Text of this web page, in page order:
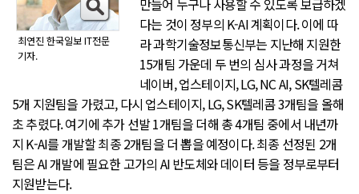
최연진 한국일보 IT전문
기자.
만들어 누구나 사용할 수 있도록 보급하겠
다는 것이 정부의 K-AI 계획이다. 이에 따
라 과학기술정보통신부는 지난해 지원한
15개팀 가운데 두 번의 심사 과정을 거쳐
네이버, 업스테이지, LG, NC AI, SK텔레콤
5개 지원팀을 가렸고, 다시 업스테이지, LG, SK텔레콤 3개팀을 올해
초 추렸다. 여기에 추가 선발 1개팀을 더해 총 4개팀 중에서 내년까
지 K-AI를 개발할 최종 2개팀을 더 뽑을 예정이다. 최종 선정된 2개
팀은 AI 개발에 필요한 고가의 AI 반도체와 데이터 등을 정부로부터
지원받는다.